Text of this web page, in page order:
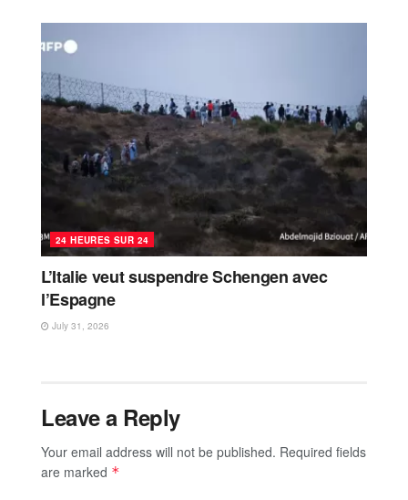
24 HEURES SUR 24
L’Italie veut suspendre Schengen avec
l’Espagne
July 31, 2026
Leave a Reply
Your email address will not be published. Required fields
are marked *